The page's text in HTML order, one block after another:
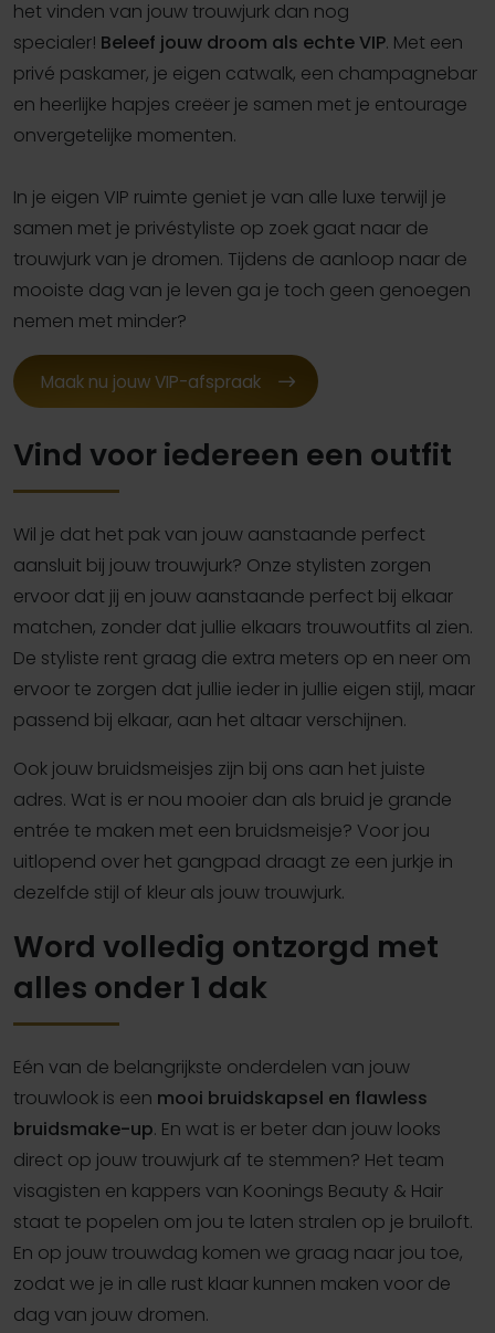
het vinden van jouw trouwjurk dan nog
specialer! Beleef jouw droom als echte VIP. Met een
privé paskamer, je eigen catwalk, een champagnebar
en heerlijke hapjes creëer je samen met je entourage
onvergetelijke momenten.
In je eigen VIP ruimte geniet je van alle luxe terwijl je
samen met je privéstyliste op zoek gaat naar de
trouwjurk van je dromen. Tijdens de aanloop naar de
mooiste dag van je leven ga je toch geen genoegen
nemen met minder?
Maak nu jouw VIP-afspraak
Vind voor iedereen een outfit
Wil je dat het pak van jouw aanstaande perfect
aansluit bij jouw trouwjurk? Onze stylisten zorgen
ervoor dat jij en jouw aanstaande perfect bij elkaar
matchen, zonder dat jullie elkaars trouwoutfits al zien.
De styliste rent graag die extra meters op en neer om
ervoor te zorgen dat jullie ieder in jullie eigen stijl, maar
passend bij elkaar, aan het altaar verschijnen.
Ook jouw bruidsmeisjes zijn bij ons aan het juiste
adres. Wat is er nou mooier dan als bruid je grande
entrée te maken met een bruidsmeisje? Voor jou
uitlopend over het gangpad draagt ze een jurkje in
dezelfde stijl of kleur als jouw trouwjurk.
Word volledig ontzorgd met
alles onder 1 dak
Eén van de belangrijkste onderdelen van jouw
trouwlook is een mooi bruidskapsel en flawless
bruidsmake-up. En wat is er beter dan jouw looks
direct op jouw trouwjurk af te stemmen? Het team
visagisten en kappers van Koonings Beauty & Hair
staat te popelen om jou te laten stralen op je bruiloft.
En op jouw trouwdag komen we graag naar jou toe,
zodat we je in alle rust klaar kunnen maken voor de
dag van jouw dromen.